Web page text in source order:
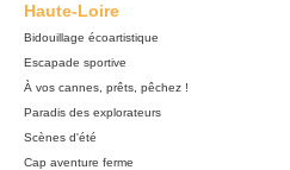
Haute-Loire
Bidouillage écoartistique
Escapade sportive
À vos cannes, prêts, pêchez !
Paradis des explorateurs
Scènes d'été
Cap aventure ferme